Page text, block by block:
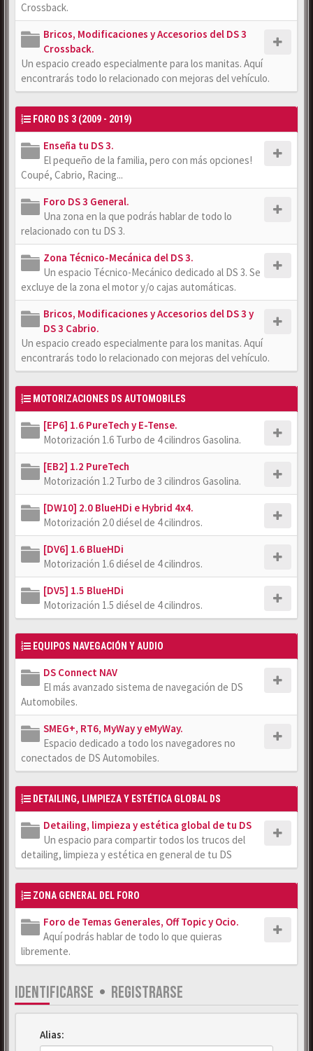
Crossback.
Bricos, Modificaciones y Accesorios del DS 3
Crossback.
Un espacio creado especialmente para los manitas. Aquí
encontrarás todo lo relacionado con mejoras del vehículo.
FORO DS 3 (2009 - 2019)
Enseña tu DS 3.
El pequeño de la familia, pero con más opciones!
Coupé, Cabrio, Racing...
Foro DS 3 General.
Una zona en la que podrás hablar de todo lo
relacionado con tu DS 3.
Zona Técnico-Mecánica del DS 3.
Un espacio Técnico-Mecánico dedicado al DS 3. Se
excluye de la zona el motor y/o cajas automáticas.
Bricos, Modificaciones y Accesorios del DS 3 y
DS 3 Cabrio.
Un espacio creado especialmente para los manitas. Aquí
encontrarás todo lo relacionado con mejoras del vehículo.
MOTORIZACIONES DS AUTOMOBILES
[EP6] 1.6 PureTech y E-Tense.
Motorización 1.6 Turbo de 4 cilindros Gasolina.
[EB2] 1.2 PureTech
Motorización 1.2 Turbo de 3 cilindros Gasolina.
[DW10] 2.0 BlueHDi e Hybrid 4x4.
Motorización 2.0 diésel de 4 cilindros.
[DV6] 1.6 BlueHDi
Motorización 1.6 diésel de 4 cilindros.
[DV5] 1.5 BlueHDi
Motorización 1.5 diésel de 4 cilindros.
EQUIPOS NAVEGACIÓN Y AUDIO
DS Connect NAV
El más avanzado sistema de navegación de DS
Automobiles.
SMEG+, RT6, MyWay y eMyWay.
Espacio dedicado a todo los navegadores no
conectados de DS Automobiles.
DETAILING, LIMPIEZA Y ESTÉTICA GLOBAL DS
Detailing, limpieza y estética global de tu DS
Un espacio para compartir todos los trucos del
detailing, limpieza y estética en general de tu DS
ZONA GENERAL DEL FORO
Foro de Temas Generales, Off Topic y Ocio.
Aquí podrás hablar de todo lo que quieras
libremente.
IDENTIFICARSE • REGISTRARSE
Alias: